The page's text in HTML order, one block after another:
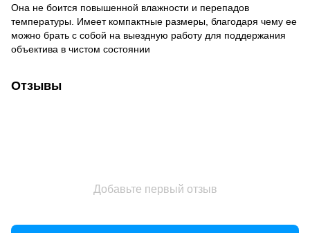
Она не боится повышенной влажности и перепадов
температуры. Имеет компактные размеры, благодаря чему ее
можно брать с собой на выездную работу для поддержания
объектива в чистом состоянии
Отзывы
Добавьте первый отзыв